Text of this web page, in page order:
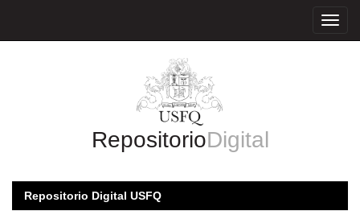
RepositorioDigital
Repositorio Digital USFQ